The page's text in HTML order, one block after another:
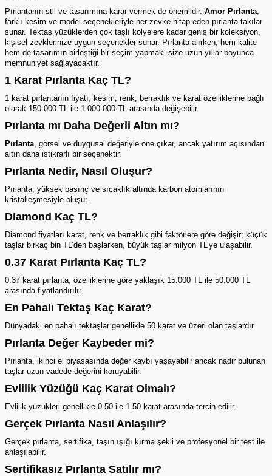
Pırlantanın stil ve tasarımına karar vermek de önemlidir. Amor Pırlanta
farklı kesim ve model seçenekleriyle her zevke hitap eden pırlanta takılar
sunar. Tektaş yüzüklerden çok taşlı kolyelere kadar geniş bir koleksiyon,
kişisel zevklerinize uygun seçenekler sunar. Pırlanta alırken, hem kalite
hem de tasarımın birleştiği bir seçim yapmak, size uzun yıllar boyunca
memnuniyet sağlayacaktır.
1 Karat Pırlanta Kaç TL?
1 karat pırlantanın fiyatı, kesim, renk, berraklık ve karat özelliklerine bağlı
olarak 150.000 TL ile 1.000.000 TL arasında değişebilir.
Pırlanta mı Daha Değerli Altın mı?
Pırlanta , görsel ve duygusal değeriyle öne çıkar, ancak yatırım açısından
altın daha istikrarlı bir seçenektir.
Pırlanta Nedir, Nasıl Oluşur?
Pırlanta, yüksek basınç ve sıcaklık altında karbon atomlarının
kristalleşmesiyle oluşur.
Diamond Kaç TL?
Diamond fiyatları karat, renk ve berraklık gibi faktörlere göre değişir; küçük
taşlar birkaç bin TL’den başlarken, büyük taşlar milyon TL’ye ulaşabilir.
0.37 Karat Pırlanta Kaç TL?
0.37 karat pırlanta , özelliklerine göre yaklaşık 15.000 TL ile 50.000 TL
arasında fiyatlandırılır.
En Pahalı Tektaş Kaç Karat?
Dünyadaki en pahalı tektaşlar genellikle 50 karat ve üzeri olan taşlardır.
Pırlanta Değer Kaybeder mi?
Pırlanta, ikinci el piyasasında değer kaybı yaşayabilir ancak nadir bulunan
taşlar uzun vadede değerini koruyabilir.
Evlilik Yüzüğü Kaç Karat Olmalı?
Evlilik yüzükleri genellikle 0.50 ile 1.50 karat arasında tercih edilir.
Gerçek Pırlanta Nasıl Anlaşılır?
Gerçek pırlanta, sertifika, taşın ışığı kırma şekli ve profesyonel bir test ile
anlaşılabilir.
Sertifikasız Pırlanta Satılır mı?